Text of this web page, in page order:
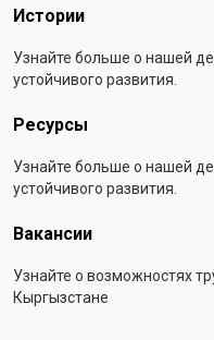
Истории
Узнайте больше о нашей
устойчивого развития.
Ресурсы
Узнайте больше о нашей
устойчивого развития.
Вакансии
Узнайте о возможностях
Кыргызстане